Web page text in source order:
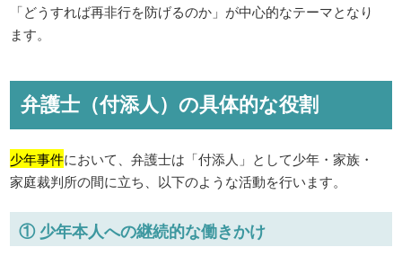
「どうすれば再非行を防げるのか」が中心的なテーマとなり
ます。
弁護士（付添人）の具体的な役割
少年事件において、弁護士は「付添人」として少年・家族・
家庭裁判所の間に立ち、以下のような活動を行います。
① 少年本人への継続的な働きかけ